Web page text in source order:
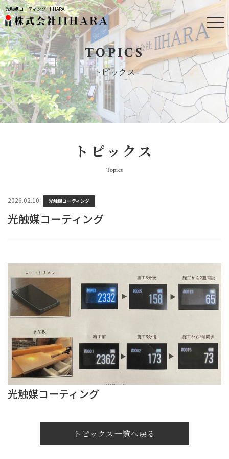
光触媒コーティング | IIHARA
TOPICS
トピックス
トピックス
Topics
2026.02.10 光触媒コーティング
光触媒コーティング
光触媒コーティング
トピックス一覧へ戻る